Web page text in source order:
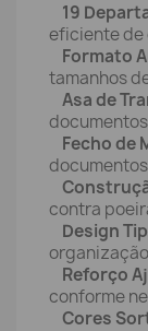
19
eficiente de
Formato
tamanhos
Asa de
Fecho de
contra
Design
Reforço
conforme
Cores